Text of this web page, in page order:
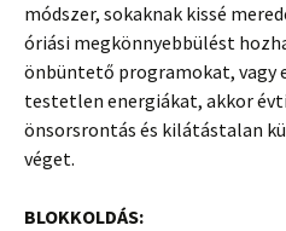
módszer, sokaknak kissé
óriási megkönnyebbülést
önbüntető programokat, vagy
testetlen energiákat, akkor
önsorsrontás és kilátástalan
véget.
BLOKKOLDÁS: